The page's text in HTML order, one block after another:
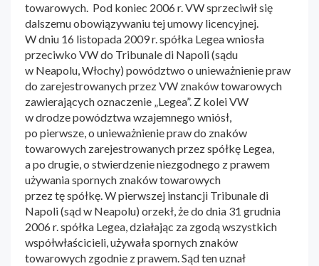
towarowych. Pod koniec 2006 r. VW sprzeciwił się
dalszemu obowiązywaniu tej umowy licencyjnej.
W dniu 16 listopada 2009 r. spółka Legea wniosła
przeciwko VW do Tribunale di Napoli (sądu
w Neapolu, Włochy) powództwo o unieważnienie praw
do zarejestrowanych przez VW znaków towarowych
zawierających oznaczenie „Legea”. Z kolei VW
w drodze powództwa wzajemnego wniósł,
po pierwsze, o unieważnienie praw do znaków
towarowych zarejestrowanych przez spółkę Legea,
a po drugie, o stwierdzenie niezgodnego z prawem
używania spornych znaków towarowych
przez tę spółkę. W pierwszej instancji Tribunale di
Napoli (sąd w Neapolu) orzekł, że do dnia 31 grudnia
2006 r. spółka Legea, działając za zgodą wszystkich
współwłaścicieli, używała spornych znaków
towarowych zgodnie z prawem. Sąd ten uznał